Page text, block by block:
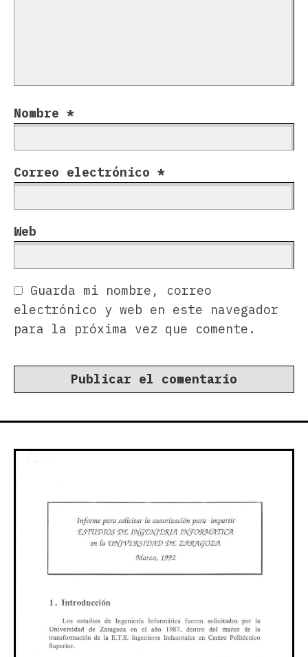
Nombre *
Correo electrónico *
Web
Guarda mi nombre, correo
electrónico y web en este navegador
para la próxima vez que comente.